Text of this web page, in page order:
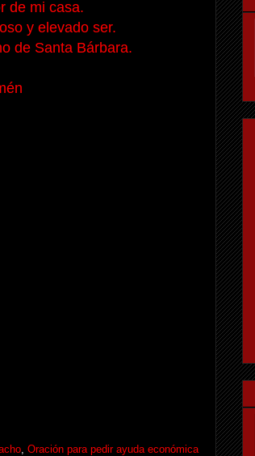
de mi casa.
y elevado ser.
de Santa Bárbara.
, Oración para pedir ayuda económica